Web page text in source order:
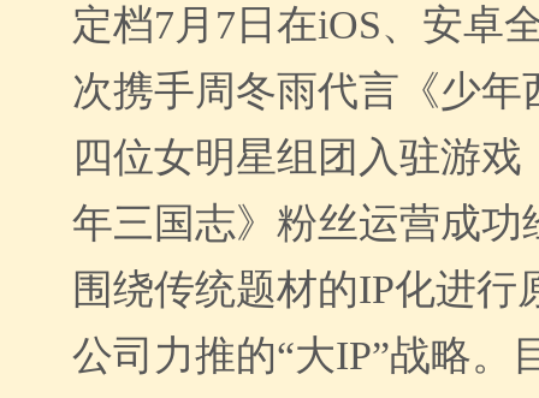
定档7月7日在iOS、安卓
次携手周冬雨代言《少年
四位女明星组团入驻游
年三国志》粉丝运营成功
围绕传统题材的IP化进行
公司力推的“大IP”战略。